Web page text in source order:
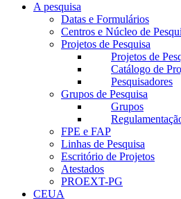
A pesquisa
Datas e Formulários
Centros e Núcleo de
Projetos de Pesquisa
Projetos de
Catálogo de
Pesquisadores
Grupos de Pesquisa
Grupos
FPE e FAP
Linhas de Pesquisa
Escritório de Projetos
Atestados
PROEXT-PG
CEUA